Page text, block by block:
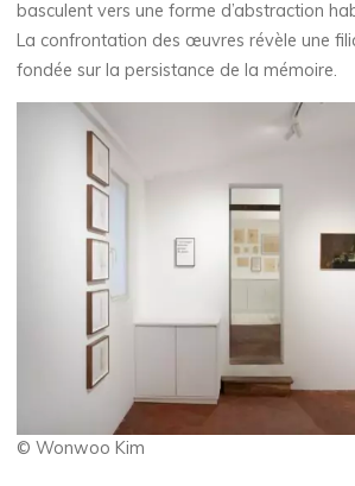
basculent vers une forme d’abstraction
La confrontation des œuvres révèle une
fondée sur la persistance de la mémoire.
© Wonwoo Kim